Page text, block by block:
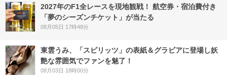
2027年のF1全レースを現地観戦！ 航空券・宿泊費付き
「夢のシーズンチケット」が当たる
08月05日 17時48分
東雲うみ、「スピリッツ」の表紙＆グラビアに登場し妖
艶な雰囲気でファンを魅了！
08月03日 18時00分